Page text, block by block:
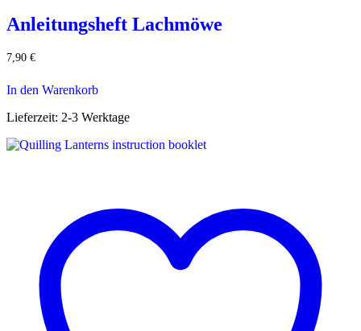
Anleitungsheft Lachmöwe
7,90 €
In den Warenkorb
Lieferzeit: 2-3 Werktage